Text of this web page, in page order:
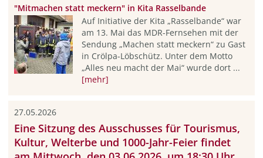
"Mitmachen statt meckern" in Kita Rasselbande
Auf Initiative der Kita „Rasselbande“ war
am 13. Mai das MDR-Fernsehen mit der
Sendung „Machen statt meckern“ zu Gast
in Crölpa-Löbschütz. Unter dem Motto
„Alles neu macht der Mai“ wurde dort ...
[mehr]
27.05.2026
Eine Sitzung des Ausschusses für Tourismus,
Kultur, Welterbe und 1000-Jahr-Feier findet